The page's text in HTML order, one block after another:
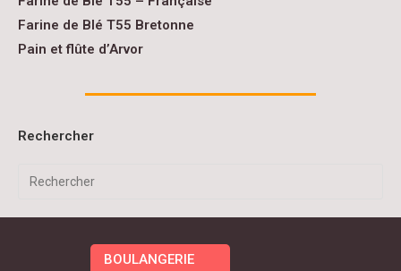
Farine de Blé T55 Bretonne
Pain et flûte d’Arvor
Rechercher
BOULANGERIE